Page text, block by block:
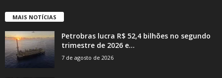
MAIS NOTÍCIAS
Petrobras lucra R$ 52,4 bilhões no segundo
trimestre de 2026 e...
7 de agosto de 2026